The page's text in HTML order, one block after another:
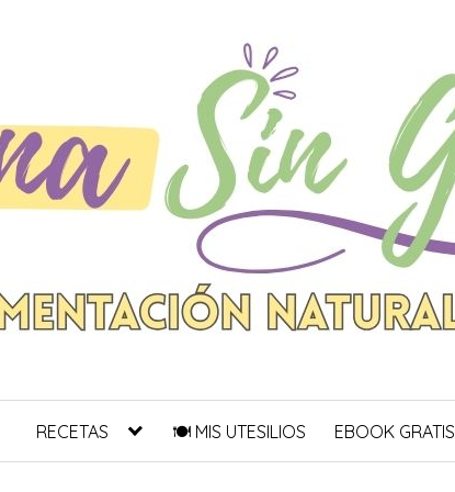
RECETAS 🍽 MIS UTESILIOS EBOOK GRATIS